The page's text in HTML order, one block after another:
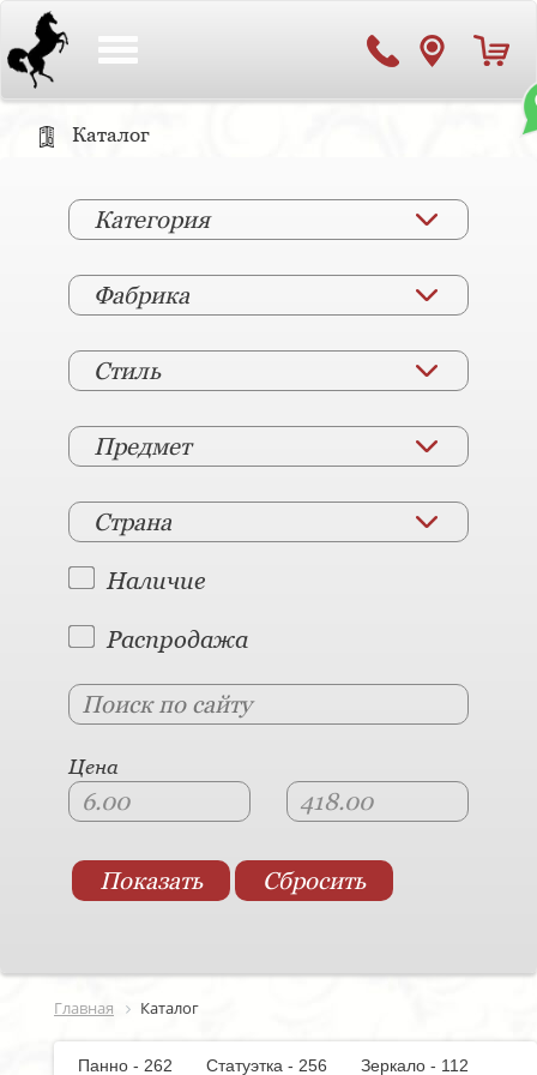
Каталог
Категория
Фабрика
Стиль
Предмет
Страна
Наличие
Распродажа
Цена
Главная Каталог
Панно - 262 Статуэтка - 256
Зеркало - 112